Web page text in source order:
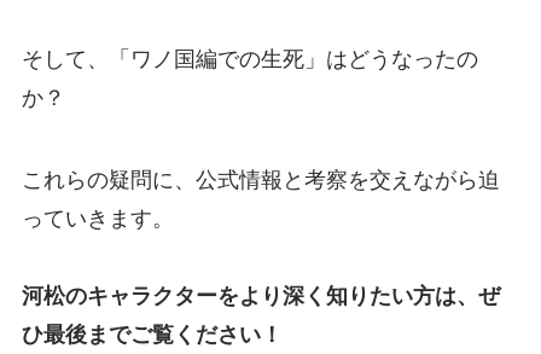
そして、「ワノ国編での生死」はどうなったの
か？
これらの疑問に、公式情報と考察を交えながら迫
っていきます。
河松のキャラクターをより深く知りたい方は、ぜ
ひ最後までご覧ください！